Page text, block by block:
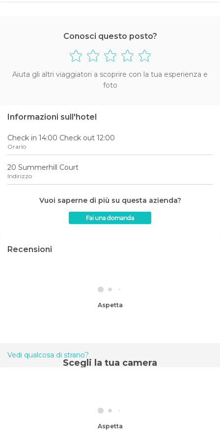
Conosci questo posto?
Aiuta gli altri viaggiatori a scoprire con la tua esperienza e
foto
Informazioni sull'hotel
Check in 14:00 Check out 12:00
Orario
20 Summerhill Court
Indirizzo
Vuoi saperne di più su questa azienda?
Fai una domanda
Recensioni
Aspetta
Vedi qualcosa di strano?
Scegli la tua camera
Aspetta